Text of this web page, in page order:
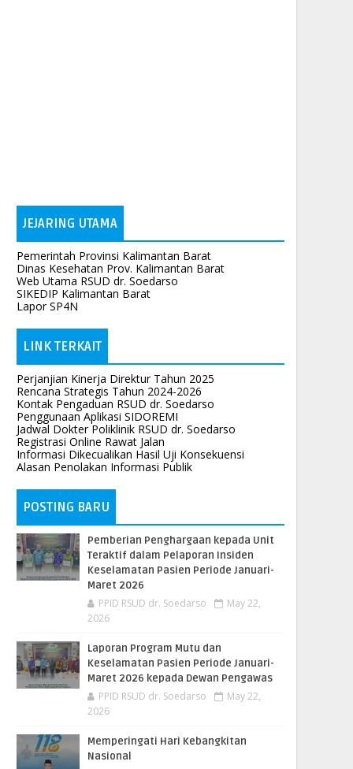
JEJARING UTAMA
Pemerintah Provinsi Kalimantan Barat
Dinas Kesehatan Prov. Kalimantan Barat
Web Utama RSUD dr. Soedarso
SIKEDIP Kalimantan Barat
Lapor SP4N
LINK TERKAIT
Perjanjian Kinerja Direktur Tahun 2025
Rencana Strategis Tahun 2024-2026
Kontak Pengaduan RSUD dr. Soedarso
Penggunaan Aplikasi SIDOREMI
Jadwal Dokter Poliklinik RSUD dr. Soedarso
Registrasi Online Rawat Jalan
Informasi Dikecualikan Hasil Uji Konsekuensi
Alasan Penolakan Informasi Publik
POSTING BARU
Pemberian Penghargaan kepada Unit
Teraktif dalam Pelaporan Insiden
Keselamatan Pasien Periode Januari-
Maret 2026
PPID RSUD dr. Soedarso
May 22,
2026
Laporan Program Mutu dan
Keselamatan Pasien Periode Januari-
Maret 2026 kepada Dewan Pengawas
PPID RSUD dr. Soedarso
May 22,
2026
Memperingati Hari Kebangkitan
Nasional